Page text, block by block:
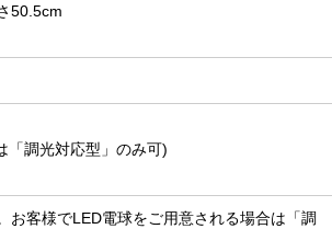
50.5cm
「調光対応型」のみ可)
客様でLED電球をご用意される場合は「調